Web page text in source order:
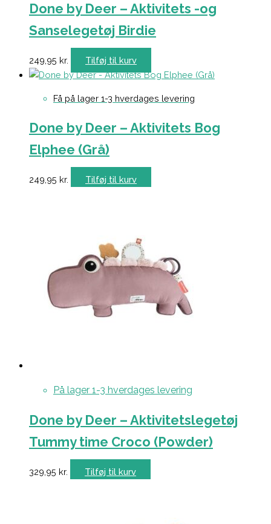
Done by Deer – Aktivitets -og
Sanselegetøj Birdie
249,95 kr. Tilføj til kurv
Få på lager 1-3 hverdages levering
Done by Deer – Aktivitets Bog
Elphee (Grå)
249,95 kr. Tilføj til kurv
På lager 1-3 hverdages levering
Done by Deer – Aktivitetslegetøj
Tummy time Croco (Powder)
329,95 kr. Tilføj til kurv